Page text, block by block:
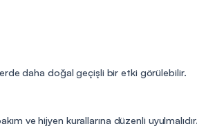
daha doğal geçişli bir etki görülebilir.
ve hijyen kurallarına düzenli uyulmalıdır.